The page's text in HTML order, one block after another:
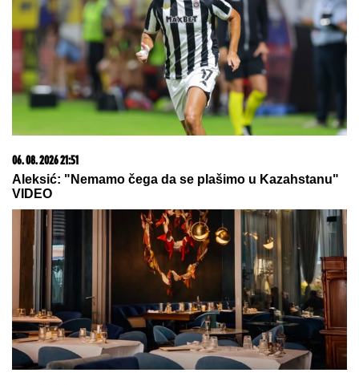
06. 08. 2026 21:51
Aleksić: "Nemamo čega da se plašimo u Kazahstanu"
VIDEO